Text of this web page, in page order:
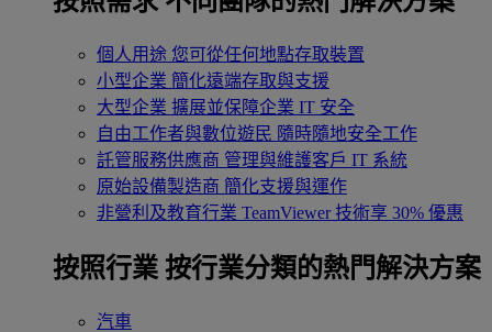
個人用途 您可從任何地點存取裝置
小型企業 簡化遠端存取與支援
大型企業 擴展並保障企業 IT 安全
自由工作者與數位遊民 隨時隨地安全工作
託管服務供應商 管理與維護客戶 IT 系統
原始設備製造商 簡化支援與運作
非營利及教育行業 TeamViewer 技術享 30% 優惠
按照行業 按行業分類的熱門解決方案
汽車